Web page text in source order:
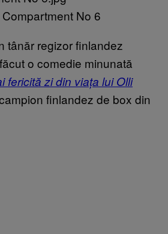
No 6
tânăr regizor finlandez
o comedie minunată
fericită zi din viața lui Olli
finlandez de box din